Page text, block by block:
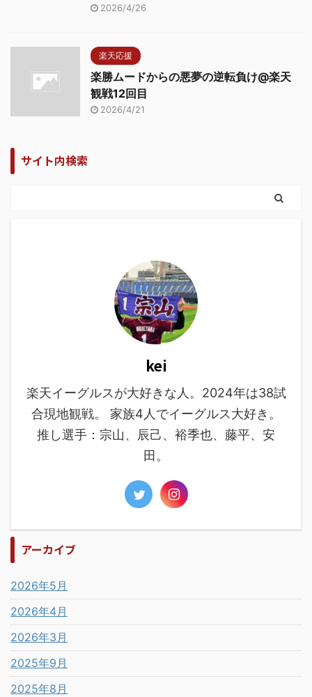
2026/4/26
楽天応援
楽勝ムードからの悪夢の逆転負け@楽天
観戦12回目
2026/4/21
サイト内検索
kei
楽天イーグルスが大好きな人。2024年は38試
合現地観戦。 家族4人でイーグルス大好き。
推し選手：宗山、辰己、裕季也、藤平、安
田。
アーカイブ
2026年5月
2026年4月
2026年3月
2025年9月
2025年8月